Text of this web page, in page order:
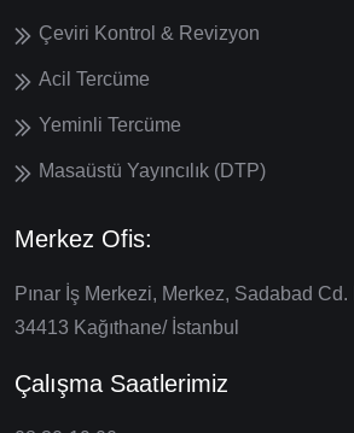
Çeviri Kontrol & Revizyon
Acil Tercüme
Yeminli Tercüme
Masaüstü Yayıncılık (DTP)
Merkez Ofis:
Pınar İş Merkezi, Merkez, Sadabad
34413 Kağıthane/ İstanbul
Çalışma Saatlerimiz